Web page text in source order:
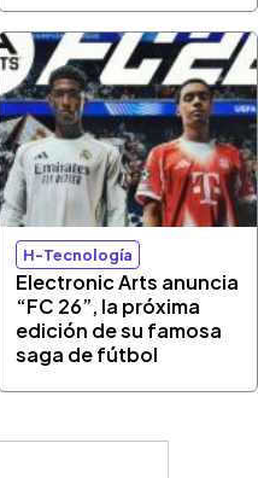
H-Tecnología
Electronic Arts anuncia
“FC 26”, la próxima
edición de su famosa
saga de fútbol